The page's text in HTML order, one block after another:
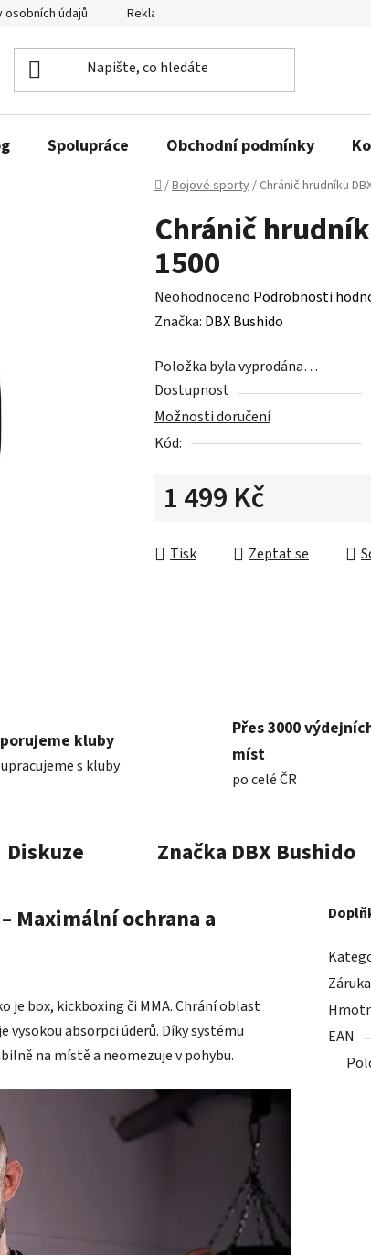
osobních údajů Reklamační řád a odstoupení od smlouvy
Spolupráce Obchodní podmínky
Domů
/Bojové sporty/ Chránič hrudníku
Chránič
1500
Průměrné
hodnocení
je
0,0
z
5
Neohodnoceno Podrobnosti
Značka: DBX Bushido
Položka byla vyprodána…
Dostupnost
Možnosti doručení
Kód:
1 499 Kč
Tisk
Zeptat se
kluby
s kluby
Přes 3000
míst
po celé ČR
Diskuze Značka DBX Bushido
Maximální ochrana a
je box, kickboxing či MMA. Chrání oblast
absorpci úderů. Díky systému
na místě a neomezuje v pohybu.
Záruka
EAN